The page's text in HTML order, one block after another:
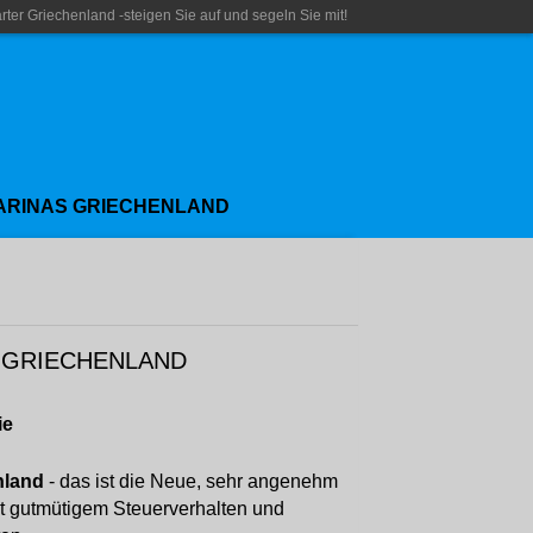
Griechenland -steigen Sie auf und segeln Sie mit!
GRIECHENLAND
- das ist die Neue, sehr angenehm
gutmütigem Steuerverhalten und